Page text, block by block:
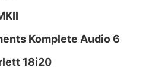
Komplete Audio 6
18i20